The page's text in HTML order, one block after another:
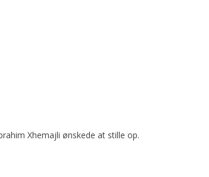
Xhemajli ønskede at stille op.